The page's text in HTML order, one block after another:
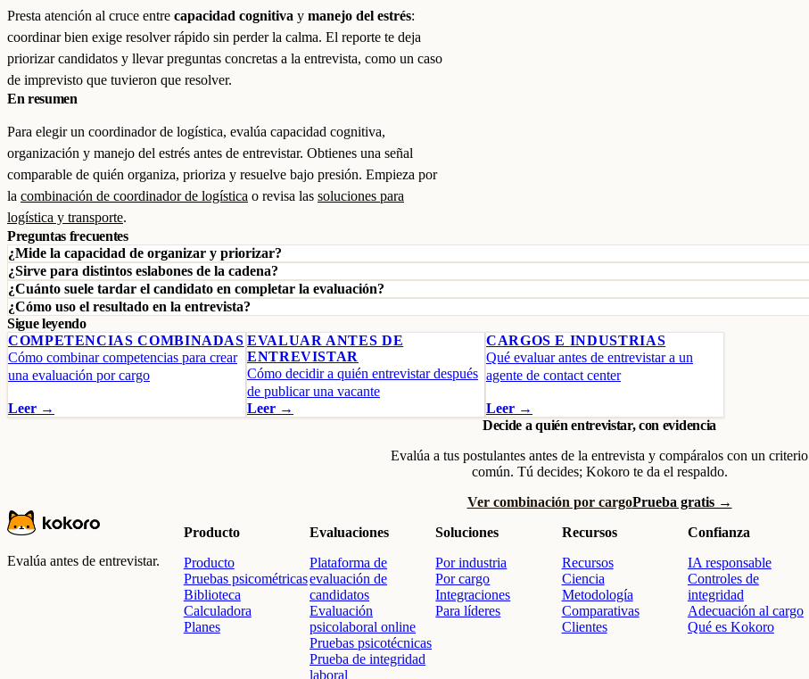
Presta atención al cruce entre capacidad cognitiva y manejo del estrés:
coordinar bien exige resolver rápido sin perder la calma. El reporte te deja
priorizar candidatos y llevar preguntas concretas a la entrevista, como un caso
de imprevisto que tuvieron que resolver.
En resumen
Para elegir un coordinador de logística, evalúa capacidad cognitiva,
organización y manejo del estrés antes de entrevistar. Obtienes una señal
comparable de quién organiza, prioriza y resuelve bajo presión. Empieza por
la combinación de coordinador de logística o revisa las soluciones para
logística y transporte.
Preguntas frecuentes
¿Mide la capacidad de organizar y priorizar?
¿Sirve para distintos eslabones de la cadena?
¿Cuánto suele tardar el candidato en completar la evaluación?
¿Cómo uso el resultado en la entrevista?
Sigue leyendo
COMPETENCIAS COMBINADAS
Cómo combinar competencias para crear
una evaluación por cargo
Leer →
EVALUAR ANTES DE
ENTREVISTAR
Cómo decidir a quién entrevistar después
de publicar una vacante
Leer →
CARGOS E INDUSTRIAS
Qué evaluar antes de entrevistar a un
agente de contact center
Leer →
Decide a quién entrevistar, con evidencia
Evalúa a tus postulantes antes de la entrevista y compáralos con un criterio
común. Tú decides; Kokoro te da el respaldo.
Ver combinación por cargoPrueba gratis →
Evalúa antes de entrevistar.
Producto
Producto
Pruebas psicométricas
Biblioteca
Calculadora
Planes
Evaluaciones
Plataforma de
evaluación de
candidatos
Evaluación
psicolaboral online
Pruebas psicotécnicas
Prueba de integridad
laboral
Soluciones
Por industria
Por cargo
Integraciones
Para líderes
Recursos
Recursos
Ciencia
Metodología
Comparativas
Clientes
Confianza
IA responsable
Controles de
integridad
Adecuación al cargo
Qué es Kokoro